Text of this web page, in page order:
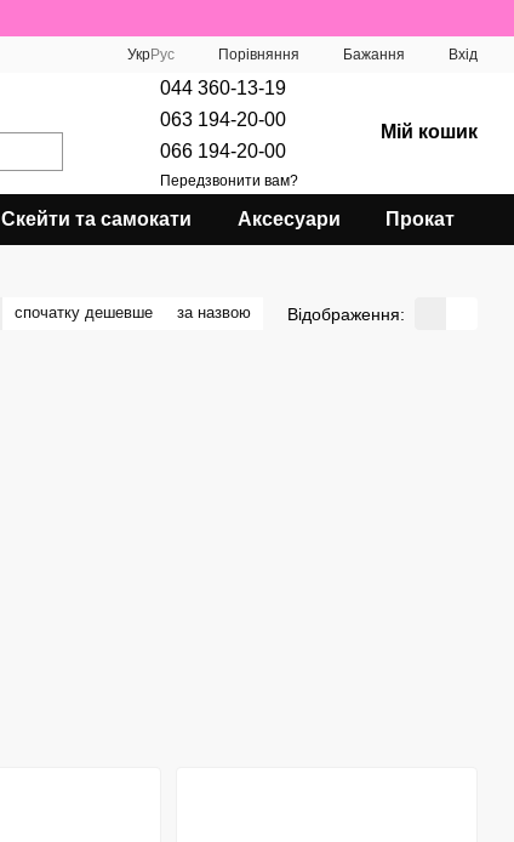
УкрРус Порівняння Бажання Вхід
044 360-13-19
063 194-20-00
066 194-20-00
Передзвонити вам?
Мій кошик
Скейти та самокати Аксесуари Прокат
спочатку дешевше за назвою Відображення: